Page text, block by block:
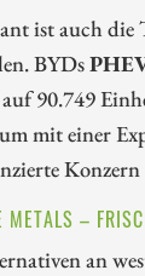
ist auch die
BYDs
90.749
mit einer
Konzern
METALS –
an